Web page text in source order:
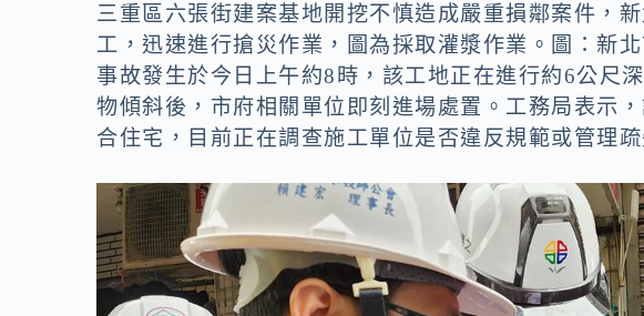
三重區六張街建案基地開挖不慎造成嚴重損鄰案件，
工，迅速進行搶災作業，圖為採取灌漿作業。圖：新
事故發生於今日上午約8時，該工地正在進行約6公尺
物傾斜後，市府相關單位即刻進場處置。工務局表示
合住宅，目前正在調查施工單位是否違反規範或管理